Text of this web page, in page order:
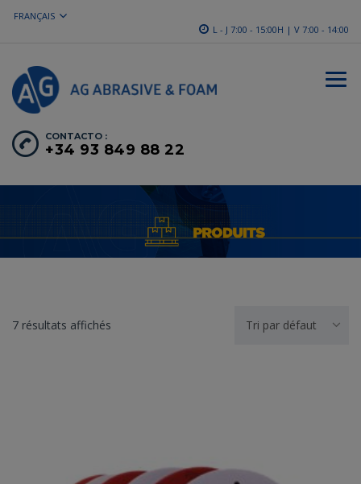
FRANÇAIS
L - J 7:00 - 15:00H | V 7:00 - 14:00
CONTACTO :
+34 93 849 88 22
7 résultats affichés Tri par défaut